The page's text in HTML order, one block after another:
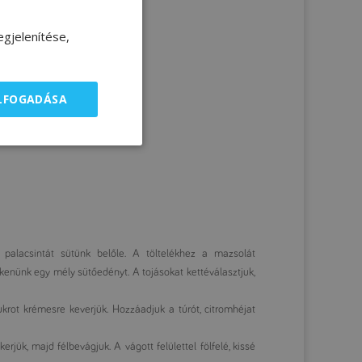
sütünk belőle. A töltelékhez a mazsolát
egy mély sütőedényt. A tojásokat kettéválasztjuk,
krémesre keverjük. Hozzáadjuk a túrót, citromhéjat
majd félbevágjuk. A vágott felülettel fölfelé, kissé